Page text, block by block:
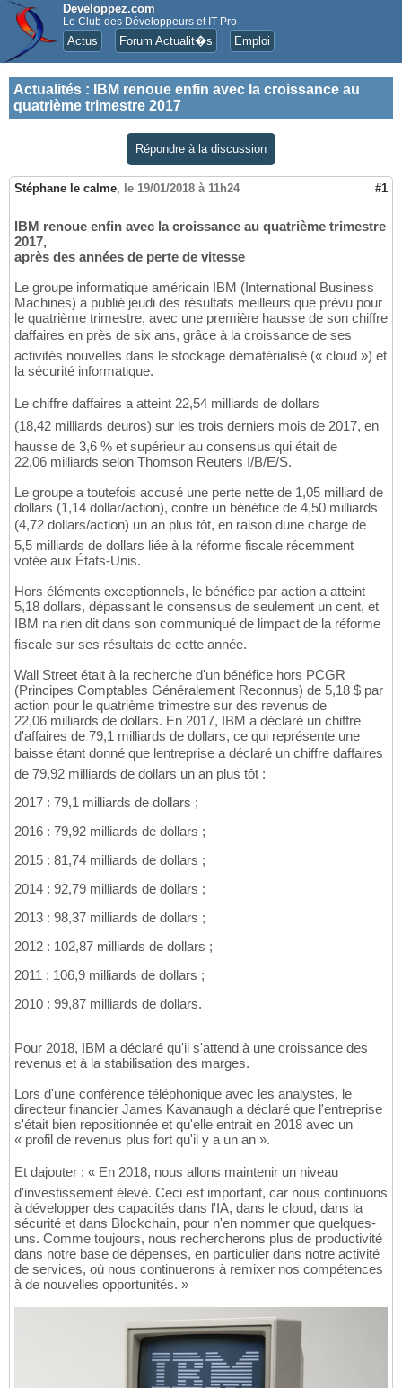
Developpez.com
Le Club des Développeurs et IT Pro
Actus Forum Actualit�s Emploi
Actualités :
IBM renoue enfin avec la croissance au
quatrième trimestre 2017
Répondre à la discussion
Stéphane le calme, le 19/01/2018 à 11h24 #1
IBM renoue enfin avec la croissance au quatrième trimestre
2017,
après des années de perte de vitesse
Le groupe informatique américain IBM (International Business
Machines) a publié jeudi des résultats meilleurs que prévu pour
le quatrième trimestre, avec une première hausse de son chiffre
daffaires en près de six ans, grâce à la croissance de ses
activités nouvelles dans le stockage dématérialisé (« cloud ») et
la sécurité informatique.
Le chiffre daffaires a atteint 22,54 milliards de dollars
(18,42 milliards deuros) sur les trois derniers mois de 2017, en
hausse de 3,6 % et supérieur au consensus qui était de
22,06 milliards selon Thomson Reuters I/B/E/S.
Le groupe a toutefois accusé une perte nette de 1,05 milliard de
dollars (1,14 dollar/action), contre un bénéfice de 4,50 milliards
(4,72 dollars/action) un an plus tôt, en raison dune charge de
5,5 milliards de dollars liée à la réforme fiscale récemment
votée aux États-Unis.
Hors éléments exceptionnels, le bénéfice par action a atteint
5,18 dollars, dépassant le consensus de seulement un cent, et
IBM na rien dit dans son communiqué de limpact de la réforme
fiscale sur ses résultats de cette année.
Wall Street était à la recherche d'un bénéfice hors PCGR
(Principes Comptables Généralement Reconnus) de 5,18 $ par
action pour le quatrième trimestre sur des revenus de
22,06 milliards de dollars. En 2017, IBM a déclaré un chiffre
d'affaires de 79,1 milliards de dollars, ce qui représente une
baisse étant donné que lentreprise a déclaré un chiffre daffaires
de 79,92 milliards de dollars un an plus tôt :
2017 : 79,1 milliards de dollars ;
2016 : 79,92 milliards de dollars ;
2015 : 81,74 milliards de dollars ;
2014 : 92,79 milliards de dollars ;
2013 : 98,37 milliards de dollars ;
2012 : 102,87 milliards de dollars ;
2011 : 106,9 milliards de dollars ;
2010 : 99,87 milliards de dollars.
Pour 2018, IBM a déclaré qu'il s'attend à une croissance des
revenus et à la stabilisation des marges.
Lors d'une conférence téléphonique avec les analystes, le
directeur financier James Kavanaugh a déclaré que l'entreprise
s'était bien repositionnée et qu'elle entrait en 2018 avec un
« profil de revenus plus fort qu'il y a un an ».
Et dajouter : « En 2018, nous allons maintenir un niveau
d'investissement élevé. Ceci est important, car nous continuons
à développer des capacités dans l'IA, dans le cloud, dans la
sécurité et dans Blockchain, pour n'en nommer que quelques-
uns. Comme toujours, nous rechercherons plus de productivité
dans notre base de dépenses, en particulier dans notre activité
de services, où nous continuerons à remixer nos compétences
à de nouvelles opportunités. »